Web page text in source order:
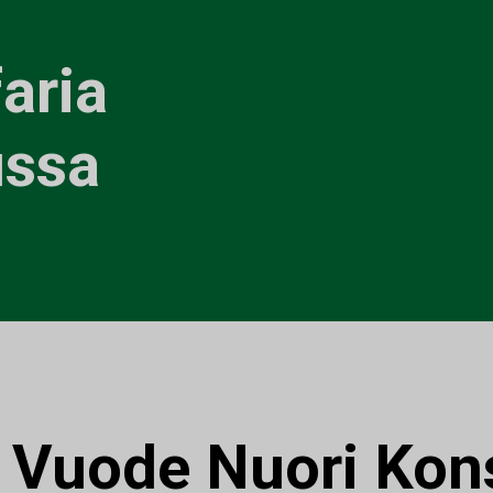
Vuode Nuori